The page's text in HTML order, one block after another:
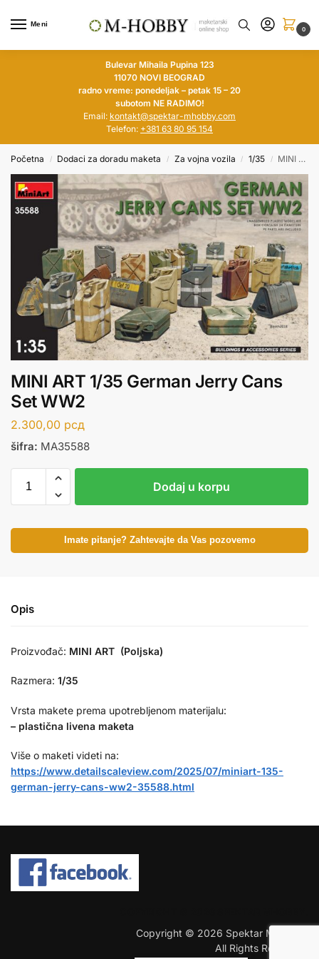
Meni
0
Bulevar Mihaila Pupina 123
11070 NOVI BEOGRAD
radno vreme: ponedeljak – petak 15 – 20
subotom NE RADIMO!
Email: kontakt@spektar-mhobby.com
Telefon: +381 63 80 95 154
Početna / Dodaci za doradu maketa / Za vojna vozila / 1/35 / MINI ART 1/35 German Jerry Cans Set WW2
MINI ART 1/35 German Jerry Cans
Set WW2
2.300,00 рсд
šifra: MA35588
Dodaj u korpu
Imate pitanje? Zahtevajte da Vas pozovemo
Opis
Proizvođač: MINI ART (Poljska)
Razmera: 1/35
Vrsta makete prema upotrebljenom materijalu:
– plastična livena maketa
Više o maketi videti na:
https://www.detailscaleview.com/2025/07/miniart-135-
german-jerry-cans-ww2-35588.html
Copyright © 2026 Spektar MHobby.
All Rights Reserved.